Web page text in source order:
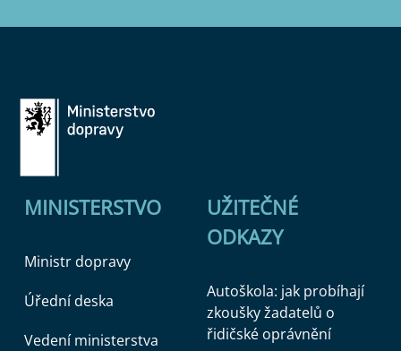
MINISTERSTVO
Ministr dopravy
Úřední deska
Vedení ministerstva
UŽITEČNÉ
ODKAZY
Autoškola: jak probíhají
zkoušky žadatelů o
řidičské oprávnění